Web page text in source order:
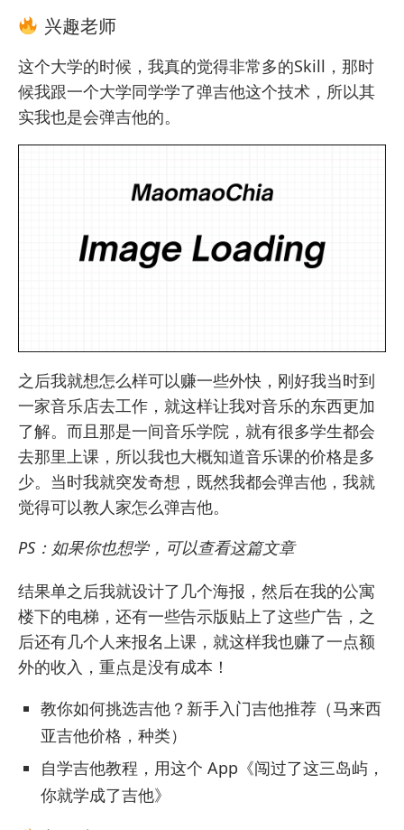
兴趣老师
这个大学的时候，我真的觉得非常多的Skill，那时
候我跟一个大学同学学了弹吉他这个技术，所以其
实我也是会弹吉他的。
之后我就想怎么样可以赚一些外快，刚好我当时到
一家音乐店去工作，就这样让我对音乐的东西更加
了解。而且那是一间音乐学院，就有很多学生都会
去那里上课，所以我也大概知道音乐课的价格是多
少。当时我就突发奇想，既然我都会弹吉他，我就
觉得可以教人家怎么弹吉他。
PS：如果你也想学，可以查看这篇文章
结果单之后我就设计了几个海报，然后在我的公寓
楼下的电梯，还有一些告示版贴上了这些广告，之
后还有几个人来报名上课，就这样我也赚了一点额
外的收入，重点是没有成本！
教你如何挑选吉他？新手入门吉他推荐（马来西
亚吉他价格，种类）
自学吉他教程，用这个 App《闯过了这三岛屿，
你就学成了吉他》